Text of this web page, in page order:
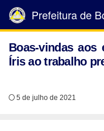
Prefeitura de
Boas-vindas aos
Íris ao trabalho
5 de julho de 2021